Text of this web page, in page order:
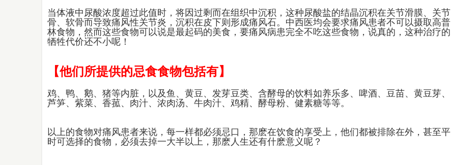
当体液中尿酸浓度超过此值时，将因过剩而在组织中沉积，这种尿酸盐的结晶沉积在关节滑膜、关节
骨、软骨而导致痛风性关节炎，沉积在皮下则形成痛风石。中西医均会要求痛风患者不可以摄取高普
林食物，然而这些食物可以说是最起码的美食，要痛风病患完全不吃这些食物，说真的，这种治疗的
牺牲代价还不小呢！
【他们所提供的忌食食物包括有】
鸡、鸭、鹅、猪等内脏，以及鱼、黄豆、发芽豆类、含酵母的饮料如养乐多、啤酒、豆苗、黄豆芽、
芦笋、紫菜、香菰、肉汁、浓肉汤、牛肉汁、鸡精、酵母粉、健素糖等等。
以上的食物对痛风患者来说，每一样都必须忌口，那麽在饮食的享受上，他们都被排除在外，甚至平
时可选择的食物，必须去掉一大半以上，那麽人生还有什麽意义呢？